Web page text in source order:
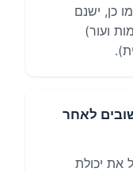
כן, ישנם
ועור)
לאחר
את יכולת